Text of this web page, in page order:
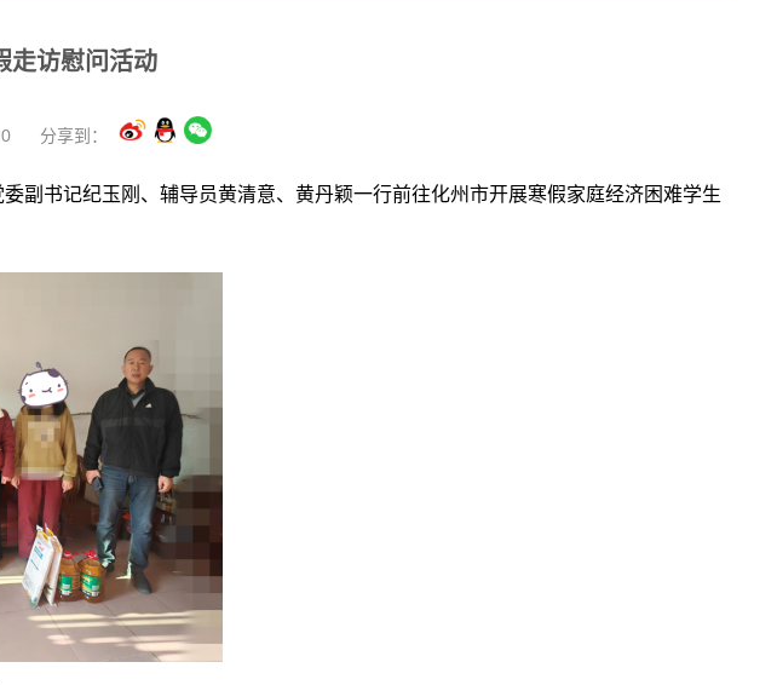
走访慰问活动
分享到：
副书记纪玉刚、辅导员黄清意、黄丹颖一行前往化州市开展寒假家庭经济困难学生